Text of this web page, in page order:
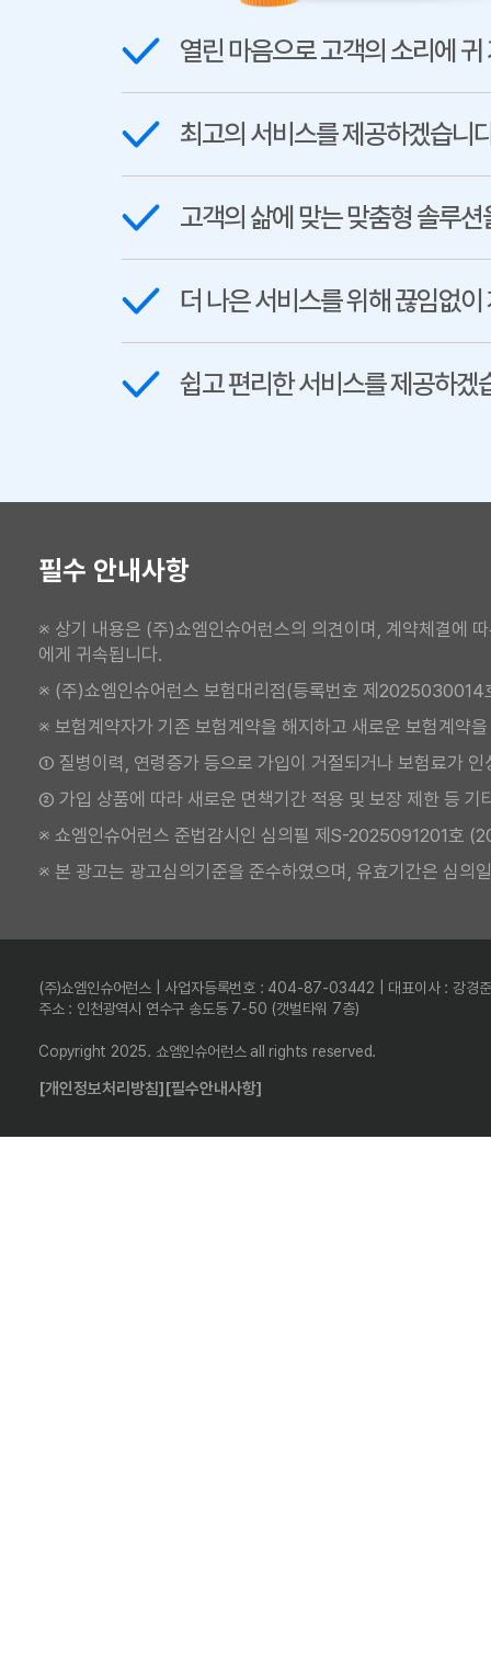
열린 마음으로 고객의 소리에
최고의 서비스를 제공하겠습니
고객의 삶에 맞는 맞춤형 솔루
더 나은 서비스를 위해 끊임없
쉽고 편리한 서비스를 제공하겠
필수 안내사항
※ 상기 내용은 (주)쇼엠인슈어런스의 의견이며, 계약체결에
에게 귀속됩니다.
※ (주)쇼엠인슈어런스 보험대리점(등록번호 제2025030014
※ 보험계약자가 기존 보험계약을 해지하고 새로운 보험계약
① 질병이력, 연령증가 등으로 가입이 거절되거나 보험료가 인
② 가입 상품에 따라 새로운 면책기간 적용 및 보장 제한 등 기
※ 쇼엠인슈어런스 준법감시인 심의필 제S-2025091201호
※ 본 광고는 광고심의기준을 준수하였으며, 유효기간은 심의
(주)쇼엠인슈어런스 | 사업자등록번호 : 404-87-03442 | 대표이사 : 강경준
주소 : 인천광역시 연수구 송도동 7-50 (갯벌타워 7층)
Copyright 2025. 쇼엠인슈어런스 all rights reserved.
[개인정보처리방침][필수안내사항]